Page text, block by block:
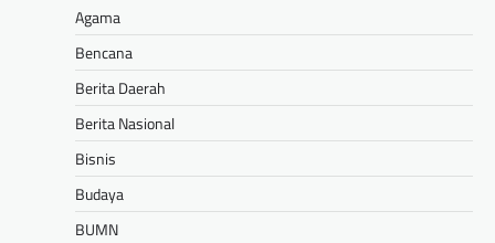
Agama
Bencana
Berita Daerah
Berita Nasional
Bisnis
Budaya
BUMN